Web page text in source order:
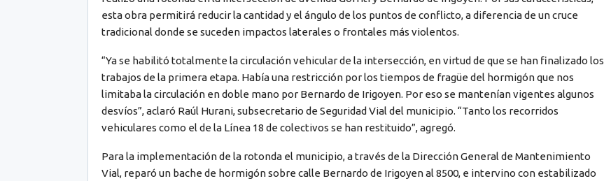
esta obra permitirá reducir la cantidad y el ángulo de los puntos de conflicto, a diferencia de un cruce
tradicional donde se suceden impactos laterales o frontales más violentos.
“Ya se habilitó totalmente la circulación vehicular de la intersección, en virtud de que se han finalizado los
trabajos de la primera etapa. Había una restricción por los tiempos de fragüe del hormigón que nos
limitaba la circulación en doble mano por Bernardo de Irigoyen. Por eso se mantenían vigentes algunos
desvíos”, aclaró Raúl Hurani, subsecretario de Seguridad Vial del municipio. “Tanto los recorridos
vehiculares como el de la Línea 18 de colectivos se han restituido”, agregó.
Para la implementación de la rotonda el municipio, a través de la Dirección General de Mantenimiento
Vial, reparó un bache de hormigón sobre calle Bernardo de Irigoyen al 8500, e intervino con estabilizado